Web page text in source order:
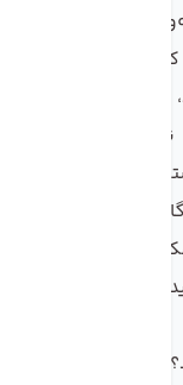
برای
که به
است. همچنین،
از آب
یک ابزار ضروری
الکترولیز آب،
از کیفیت آب
با خرید دستگاه